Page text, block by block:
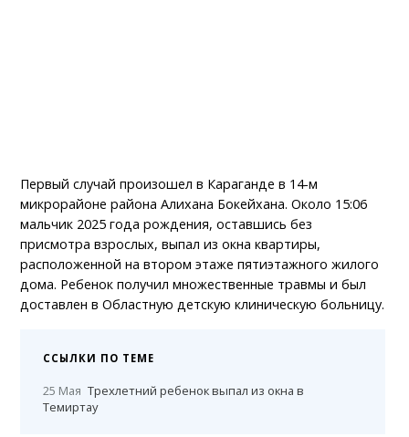
Первый случай произошел в Караганде в 14-м
микрорайоне района Алихана Бокейхана. Около 15:06
мальчик 2025 года рождения, оставшись без
присмотра взрослых, выпал из окна квартиры,
расположенной на втором этаже пятиэтажного жилого
дома. Ребенок получил множественные травмы и был
доставлен в Областную детскую клиническую больницу.
ССЫЛКИ ПО ТЕМЕ
25 Мая Трехлетний ребенок выпал из окна в
Темиртау